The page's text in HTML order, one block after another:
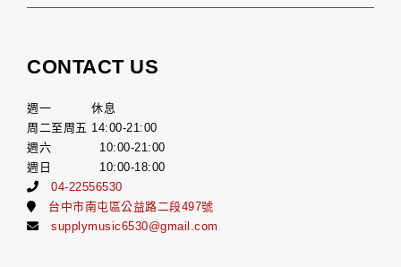
CONTACT US
週一 休息
周二至周五 14:00-21:00
週六 10:00-21:00
週日 10:00-18:00
04-22556530
台中市南屯區公益路二段497號
supplymusic6530@gmail.com